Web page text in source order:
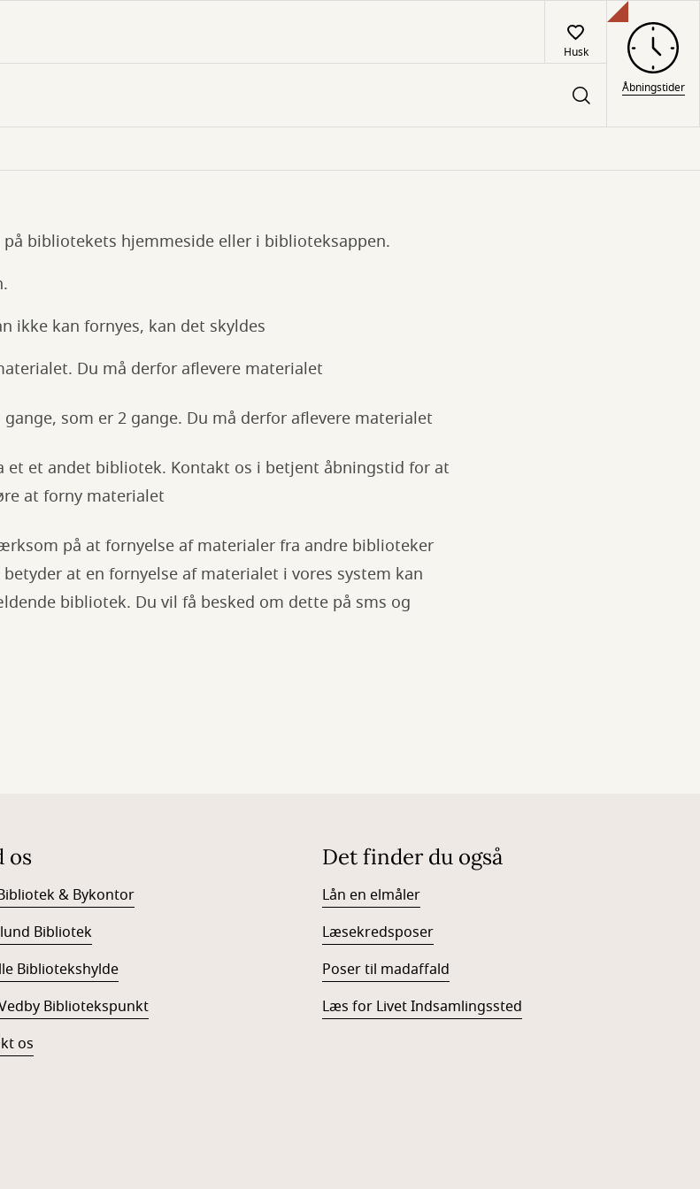
Husk
Åbningstider
bibliotekets hjemmeside eller i biblioteksappen.
ikke kan fornyes, kan det skyldes
Du må derfor aflevere materialet
som er 2 gange. Du må derfor aflevere materialet
et andet bibliotek. Kontakt os i betjent åbningstid for at
at forny materialet
på at fornyelse af materialer fra andre biblioteker
at en fornyelse af materialet i vores system kan
bibliotek. Du vil få besked om dette på sms og
os
& Bykontor
Bibliotek
Bibliotekshylde
Bibliotekspunkt
os
Det finder du også
Lån en elmåler
Læsekredsposer
Poser til madaffald
Læs for Livet Indsamlingssted